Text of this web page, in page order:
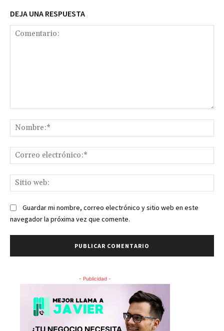
DEJA UNA RESPUESTA
Guardar mi nombre, correo electrónico y sitio web en este
navegador la próxima vez que comente.
- Publicidad -